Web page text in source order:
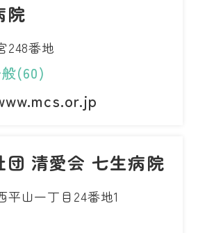
院
248番地
(60)
団 清愛会 七生病院
平山一丁目24番地1